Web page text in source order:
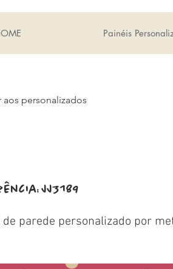
Painéis
aos personalizados
JJ3189
de parede personalizado por